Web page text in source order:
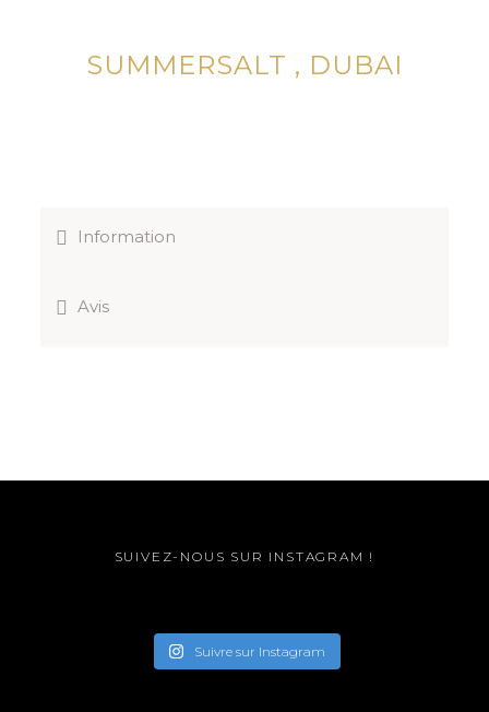
SUMMERSALT , DUBAI
Information
Avis
SUIVEZ-NOUS SUR INSTAGRAM !
Suivre sur Instagram